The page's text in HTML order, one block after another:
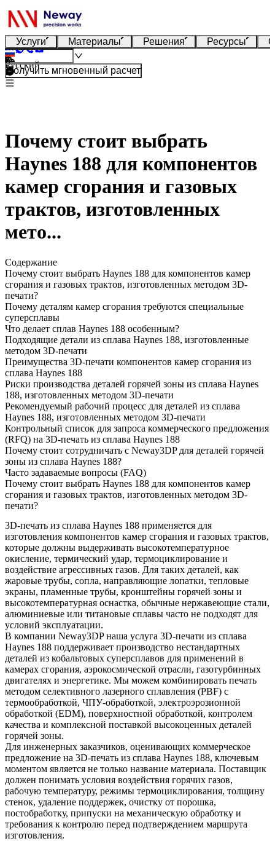
Услуги Материалы Решения Ресурсы
Русский
Получить мгновенный расчет
Почему стоит выбрать
Haynes 188 для компонентов
камер сгорания и газовых
трактов, изготовленных
мето...
Содержание
Почему стоит выбрать Haynes 188 для компонентов камер
сгорания и газовых трактов, изготовленных методом 3D-
печати?
Почему деталям камер сгорания требуются специальные
суперсплавы
Что делает сплав Haynes 188 особенным?
Подходящие детали из сплава Haynes 188, изготовленные
методом 3D-печати
Преимущества 3D-печати компонентов камер сгорания из
сплава Haynes 188
Риски производства деталей горячей зоны из сплава Haynes
188, изготовленных методом 3D-печати
Рекомендуемый рабочий процесс для деталей из сплава
Haynes 188, изготовленных методом 3D-печати
Контрольный список для запроса коммерческого предложения
(RFQ) на 3D-печать из сплава Haynes 188
Почему стоит сотрудничать с Neway3DP для деталей горячей
зоны из сплава Haynes 188?
Часто задаваемые вопросы (FAQ)
Почему стоит выбрать Haynes 188 для компонентов камер
сгорания и газовых трактов, изготовленных методом 3D-
печати?
3D-печать из сплава Haynes 188 применяется для
изготовления компонентов камер сгорания и газовых трактов,
которые должны выдерживать высокотемпературное
окисление, термический удар, термоциклирование и
воздействие агрессивных газов. Для таких деталей, как
жаровые трубы, сопла, направляющие лопатки, тепловые
экраны, пламенные трубы, кронштейны горячей зоны и
высокотемпературная оснастка, обычные нержавеющие стали,
алюминиевые или титановые сплавы часто не подходят для
условий эксплуатации.
В компании Neway3DP наша услуга 3D-печати из сплава
Haynes 188 поддерживает производство нестандартных
деталей из кобальтовых суперсплавов для применений в
камерах сгорания, аэрокосмической отрасли, газотурбинных
двигателях и энергетике. Мы можем комбинировать печать
методом селективного лазерного сплавления (PBF) с
термообработкой, ЧПУ-обработкой, электроэрозионной
обработкой (EDM), поверхностной обработкой, контролем
качества и комплексной поставкой высокоценных деталей
горячей зоны.
Для инженерных заказчиков, оценивающих коммерческое
предложение на 3D-печать из сплава Haynes 188, ключевым
моментом является не только название материала. Поставщик
должен понимать условия воздействия горячих газов,
рабочую температуру, режимы термоциклирования, толщину
стенок, удаление поддержек, очистку от порошка,
постобработку, припуски на механическую обработку и
требования к контролю перед подтверждением маршрута
изготовления.